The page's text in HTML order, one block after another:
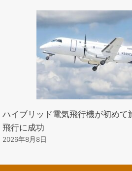
ハイブリッド電気飛行機が初めて
飛行に成功
2026年8月8日